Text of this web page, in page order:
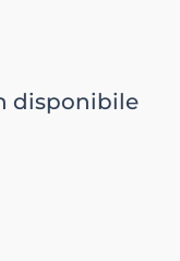
disponibile